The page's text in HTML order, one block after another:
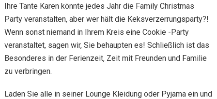
Ihre Tante Karen könnte jedes Jahr die Family Christmas
Party veranstalten, aber wer hält die Keksverzerrungsparty?!
Wenn sonst niemand in Ihrem Kreis eine Cookie -Party
veranstaltet, sagen wir, Sie behaupten es! Schließlich ist das
Besonderes in der Ferienzeit, Zeit mit Freunden und Familie
zu verbringen.
Laden Sie alle in seiner Lounge Kleidung oder Pyjama ein und